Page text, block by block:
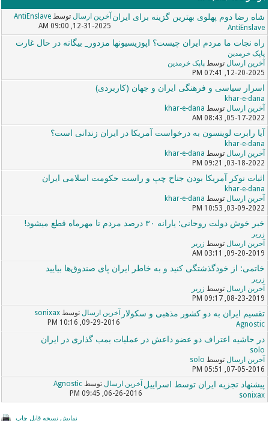
شاه رضا دوم پهلوی بهترین گزینه برای ایران
AntiEnslave
آخرین ارسال توسطAntiEnslave
12-31-2025, 09:00 AM
راه نجات ما مردم ایران چیست؟ اپوزيسيونها مزدور_ بیگانه در حال غارت
پاپک خرمدین
آخرین ارسال توسطپاپک خرمدین
12-20-2025, 07:41 PM
اسرار سیاسی و فرهنگی ایران و جهان (کاربردی)
khar-e-dana
آخرین ارسال توسط khar-e-dana
05-17-2022, 08:43 AM
آیا رابرت لوینسون به درخواست آمریکا در ایران زندانی است؟
khar-e-dana
آخرین ارسال توسط khar-e-dana
03-18-2022, 09:21 PM
اثبات نوکر آمریکا بودن جناح چپ و راست حکومت اسلامی ایران
khar-e-dana
آخرین ارسال توسط khar-e-dana
03-09-2022, 10:53 PM
خبر خوش دولت روحانی: یارانه ۳۰ درصد مردم تا مهرماه قطع میشود!
زریر
آخرین ارسال توسط زریر
09-20-2019, 03:11 AM
خاتمی: از خودگذشتگی کنید و به خاطر ایران پای صندوق‌ها بیایید
زریر
آخرین ارسال توسط زریر
08-23-2019, 09:17 PM
تقسیم ایران به دو کشور مذهبی و سکولار
Agnostic
آخرین ارسال توسطsonixax
09-29-2016, 10:16 PM
در حاشیه اعتراف دو عضو داعش در عملیات بمب گذاری در ایران
solo
آخرین ارسال توسط solo
07-05-2016, 05:51 PM
پیشنهاد تجزیه ایران توسط اسراییل
sonixax
آخرین ارسال توسطAgnostic
06-26-2016, 09:45 PM
نمایش نسخه قابل چاپ